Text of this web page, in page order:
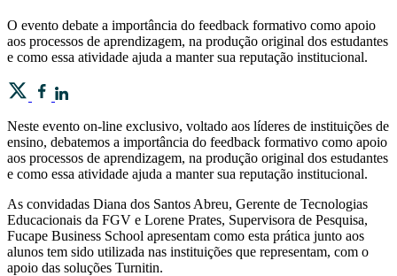
O evento debate a importância do feedback formativo como apoio
aos processos de aprendizagem, na produção original dos estudantes
e como essa atividade ajuda a manter sua reputação institucional.
Neste evento on-line exclusivo, voltado aos líderes de instituições de
ensino, debatemos a importância do feedback formativo como apoio
aos processos de aprendizagem, na produção original dos estudantes
e como essa atividade ajuda a manter sua reputação institucional.
As convidadas Diana dos Santos Abreu, Gerente de Tecnologias
Educacionais da FGV e Lorene Prates, Supervisora de Pesquisa,
Fucape Business School apresentam como esta prática junto aos
alunos tem sido utilizada nas instituições que representam, com o
apoio das soluções Turnitin.